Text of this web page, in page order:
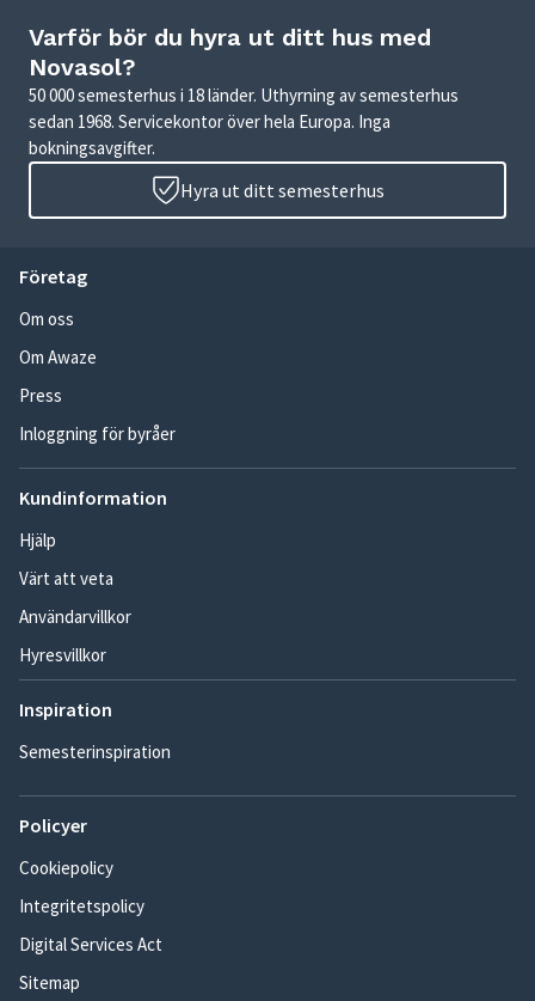
Varför bör du hyra ut ditt hus med
Novasol?
50 000 semesterhus i 18 länder. Uthyrning av semesterhus
sedan 1968. Servicekontor över hela Europa. Inga
bokningsavgifter.
Hyra ut ditt semesterhus
Företag
Om oss
Om Awaze
Press
Inloggning för byråer
Kundinformation
Hjälp
Värt att veta
Användarvillkor
Hyresvillkor
Inspiration
Semesterinspiration
Policyer
Cookiepolicy
Integritetspolicy
Digital Services Act
Sitemap